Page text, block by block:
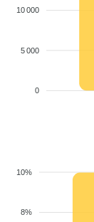
10 000
5 000
0
10%
8%